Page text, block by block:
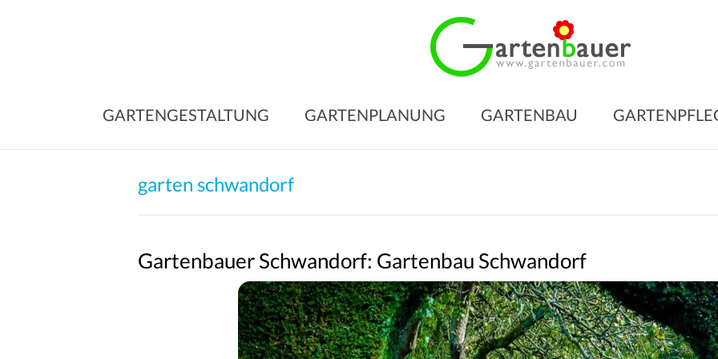
GARTENGESTALTUNG GARTENPLANUNG GARTENBAU
garten schwandorf
Gartenbauer Schwandorf: Gartenbau Schwandorf